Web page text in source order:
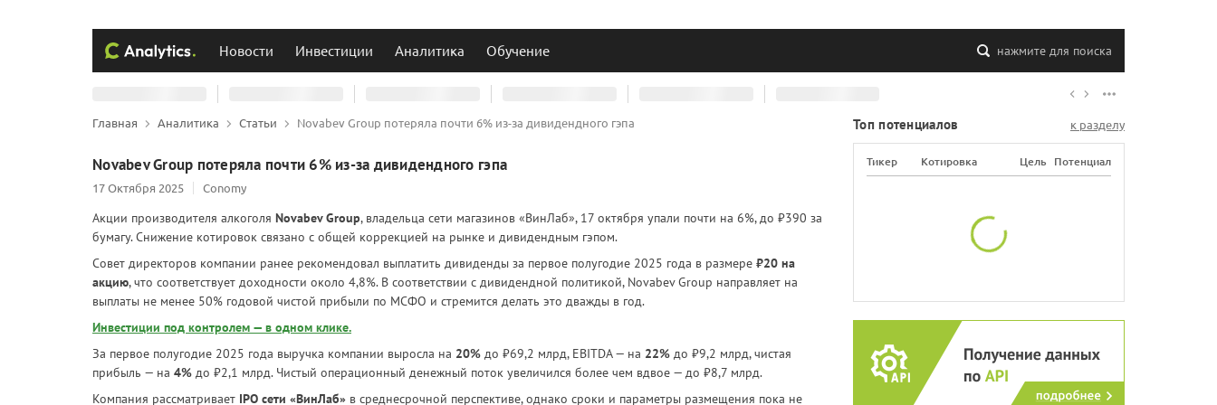
Новости Инвестиции Аналитика Обучение нажмите для поиска
Главная Аналитика Статьи Novabev Group потеряла почти 6% из-за дивидендного гэпа
Novabev Group потеряла почти 6% из-за дивидендного гэпа
17 Октября 2025 Conomy
Акции производителя алкоголя Novabev Group, владельца сети магазинов «ВинЛаб», 17 октября упали почти на 6%, до ₽390 за
бумагу. Снижение котировок связано с общей коррекцией на рынке и дивидендным гэпом.
Совет директоров компании ранее рекомендовал выплатить дивиденды за первое полугодие 2025 года в размере ₽20 на
акцию, что соответствует доходности около 4,8%. В соответствии с дивидендной политикой, Novabev Group направляет на
выплаты не менее 50% годовой чистой прибыли по МСФО и стремится делать это дважды в год.
Инвестиции под контролем — в одном клике.
За первое полугодие 2025 года выручка компании выросла на 20% до ₽69,2 млрд, EBITDA — на 22% до ₽9,2 млрд, чистая
прибыль — на 4% до ₽2,1 млрд. Чистый операционный денежный поток увеличился более чем вдвое — до ₽8,7 млрд.
Компания рассматривает IPO сети «ВинЛаб» в среднесрочной перспективе, однако сроки и параметры размещения пока не
Топ потенциалов к разделу
Тикер Котировка Цель Потенциал